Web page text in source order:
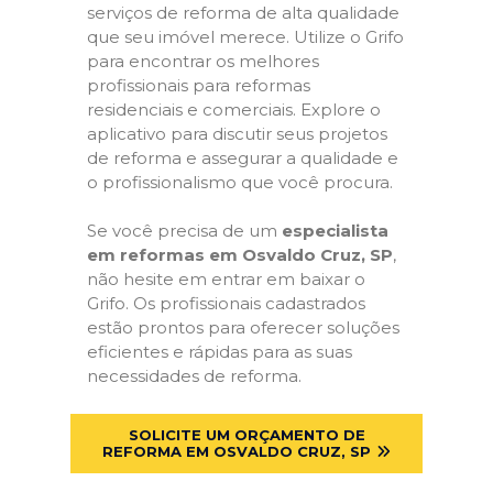
serviços de reforma de alta qualidade
que seu imóvel merece. Utilize o Grifo
para encontrar os melhores
profissionais para reformas
residenciais e comerciais. Explore o
aplicativo para discutir seus projetos
de reforma e assegurar a qualidade e
o profissionalismo que você procura.
Se você precisa de um especialista
em reformas em Osvaldo Cruz, SP,
não hesite em entrar em baixar o
Grifo. Os profissionais cadastrados
estão prontos para oferecer soluções
eficientes e rápidas para as suas
necessidades de reforma.
SOLICITE UM ORÇAMENTO DE
REFORMA EM OSVALDO CRUZ, SP